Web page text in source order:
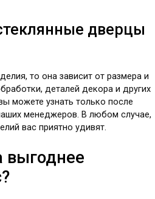
дверцы
то она зависит от размера и
деталей декора и других
можете узнать только после
менеджеров. В любом случае,
вас приятно удивят.
выгоднее